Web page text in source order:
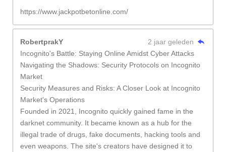
https://www.jackpotbetonline.com/
RobertprakY
2 jaar geleden
Incognito's Battle: Staying Online Amidst Cyber Attacks
Navigating the Shadows: Security Protocols on Incognito
Market
Security Measures and Risks: A Closer Look at Incognito
Market's Operations
Founded in 2021, Incognito quickly gained fame in the
darknet community. It became known as a hub for the
illegal trade of drugs, fake documents, hacking tools and
even weapons. The site's creators have designed it to